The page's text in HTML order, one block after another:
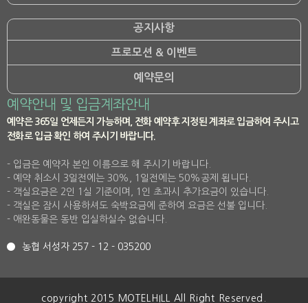
공지사항
프로모션 & 이벤트
예약문의
예약안내 및 입금계좌안내
예약은 365일 언제든지 가능하며, 전화 예약후 지정된 계좌로 입금하여 주시고
전화로 입금 확인 하여 주시기 바랍니다.
- 입금은 예약자 본인 이름으로 해 주시기 바랍니다.
- 예약 취소시 3일전에는 30%, 1일전에는 50%공제 됩니다.
- 객실요금은 2인 1실 기준이며, 1인 초과시 추가요금이 있습니다.
- 객실은 잠시 사용하셔도 숙박요금에 준하여 요금은 선불 입니다.
- 애완동물은 동반 입실하실수 없습니다.
농협 서성자 257 - 12 - 035200
copyright 2015 MOTELHILL All Right Reserved.